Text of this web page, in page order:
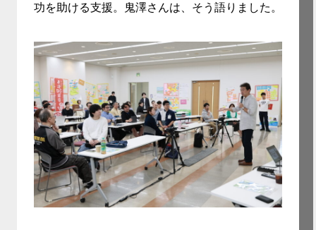
功を助ける支援。鬼澤さんは、そう語りました。